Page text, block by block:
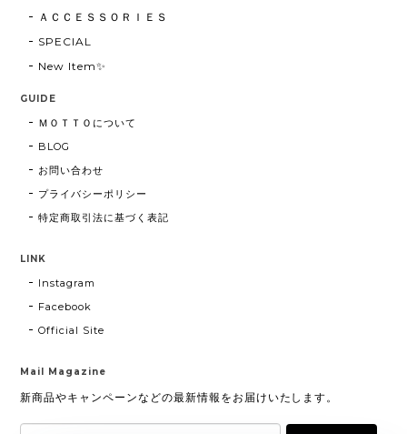
ＡＣＣＥＳＳＯＲＩＥＳ
SPECIAL
New Item✨
GUIDE
ＭＯＴＴＯについて
BLOG
お問い合わせ
プライバシーポリシー
特定商取引法に基づく表記
LINK
Instagram
Facebook
Official Site
Mail Magazine
新商品やキャンペーンなどの最新情報をお届けいたします。